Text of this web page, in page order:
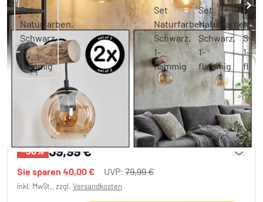
Koyoto Wandleuchte Glas 15 cm 2er Set
Naturfarben, Schwarz, 1-flammig
-50% 39,99 €
Sie sparen 40,00 € UVP: 79,99 €
inkl. MwSt., zzgl. Versandkosten